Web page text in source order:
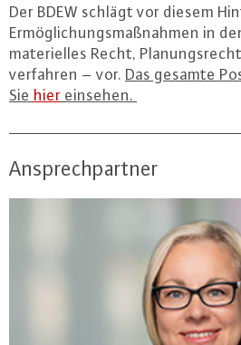
Der BDEW schlägt vor diesem
Er­mög­li­chungs­maß­nah­men in
ma­te­ri­el­les Recht,
ver­fah­ren – vor. Das gesamte
Sie hier einsehen.
Ansprechpartner